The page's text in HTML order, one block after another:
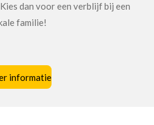
dan voor een verblijf bij een
familie!
informatie